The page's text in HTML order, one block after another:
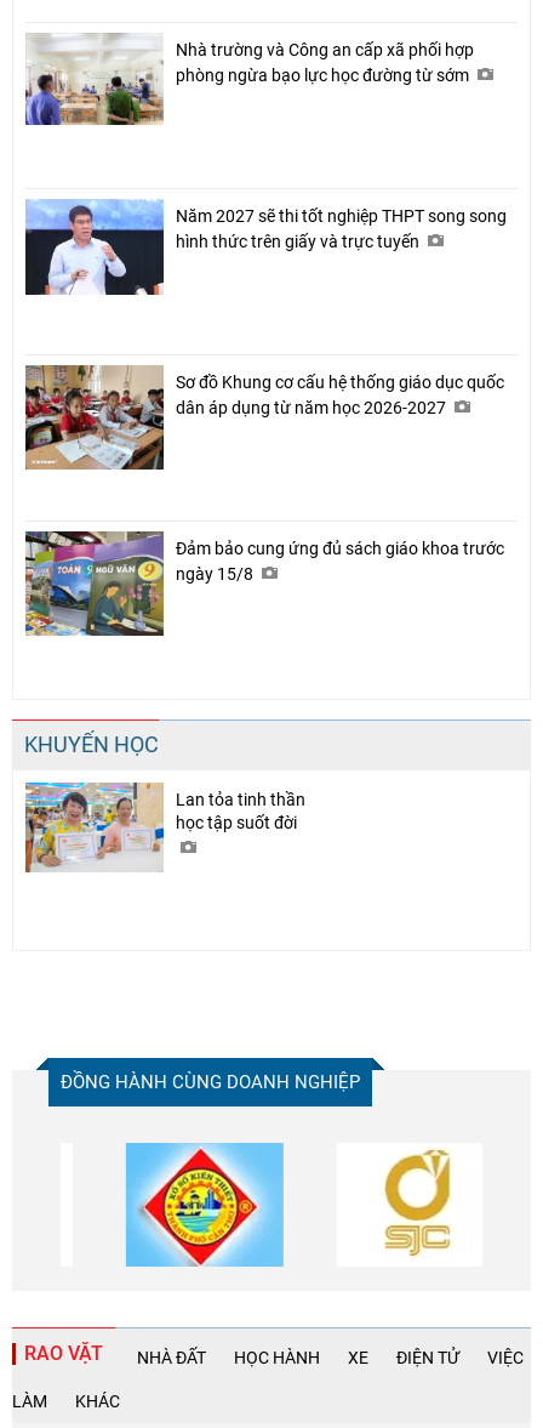
Nhà trường và Công an cấp xã phối hợp
phòng ngừa bạo lực học đường từ sớm
Năm 2027 sẽ thi tốt nghiệp THPT song song
hình thức trên giấy và trực tuyến
Sơ đồ Khung cơ cấu hệ thống giáo dục quốc
dân áp dụng từ năm học 2026-2027
Đảm bảo cung ứng đủ sách giáo khoa trước
ngày 15/8
KHUYẾN HỌC
Lan tỏa tinh thần
học tập suốt đời
ĐỒNG HÀNH CÙNG DOANH NGHIỆP
RAO VẶT NHÀ ĐẤT HỌC HÀNH XE ĐIỆN TỬ VIỆC
LÀM KHÁC